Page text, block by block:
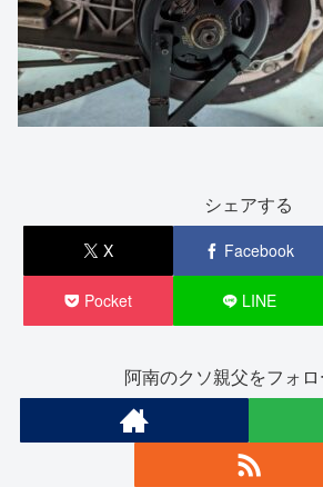
シェアする
X Facebook
Pocket LINE
阿南のクソ親父をフォ